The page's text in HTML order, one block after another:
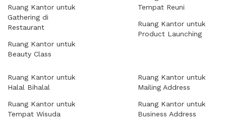
Ruang Kantor untuk
Gathering di
Restaurant
Ruang Kantor untuk
Beauty Class
Tempat Reuni
Ruang Kantor untuk
Product Launching
Ruang Kantor untuk
Halal Bihalal
Ruang Kantor untuk
Tempat Wisuda
Ruang Kantor untuk
Mailing Address
Ruang Kantor untuk
Business Address